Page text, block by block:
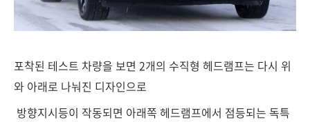
포착된 테스트 차량을 보면 2개의 수직형 헤드램프는 다시 위
와 아래로 나눠진 디자인으로
방향지시등이 작동되면 아래쪽 헤드램프에서 점등되는 독특